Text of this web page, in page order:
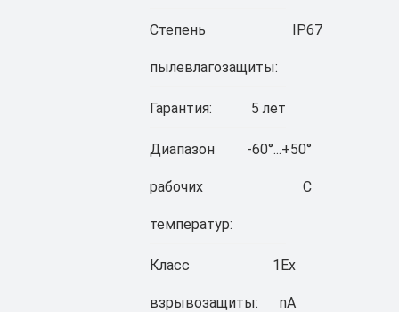
Степень
пылевлагозащиты:
IP67
Гарантия: 5 лет
Диапазон
рабочих
температур:
-60°...+50°
C
Класс
взрывозащиты:
1Ex
nA